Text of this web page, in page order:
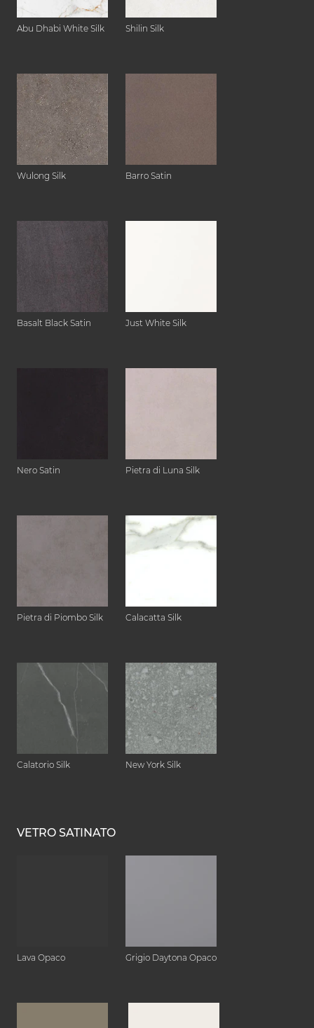
Abu Dhabi White Silk Shilin Silk
Wulong Silk Barro Satin
Basalt Black Satin Just White Silk
Nero Satin Pietra di Luna Silk
Pietra di Piombo Silk Calacatta Silk
Calatorio Silk New York Silk
VETRO SATINATO
Lava Opaco Grigio Daytona Opaco